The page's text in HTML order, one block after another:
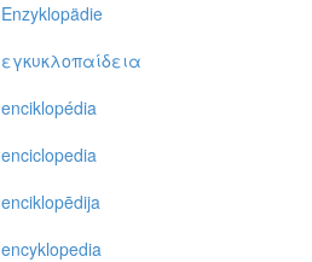
Enzyklopädie
εγκυκλoπαίδεια
enciklopédia
enciclopedia
enciklopēdija
encyklopedia